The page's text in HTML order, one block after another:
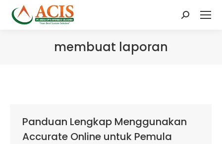
Search:
membuat laporan
Panduan Lengkap Menggunakan
Accurate Online untuk Pemula